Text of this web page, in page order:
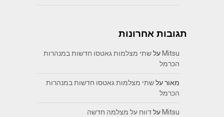
תגובות אחרונות
Mitsu עלשתי מצלמות גאטסו חדשות במנהרות
הכרמל
מאורעלשתי מצלמות גאטסו חדשות במנהרות
הכרמל
Mitsu עלדווח על מצלמה חדשה